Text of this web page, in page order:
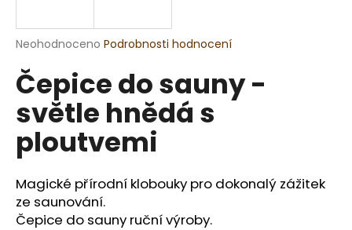
Průměrné
produktu
je
z
5
hvězdiček.
Neohodnoceno Podrobnosti hodnocení
Čepice do sauny -
světle hnědá s
ploutvemi
Magické přírodní klobouky pro dokonalý zážitek
ze saunování.
Čepice do sauny ruční výroby.
j
t
?
HLEDAT